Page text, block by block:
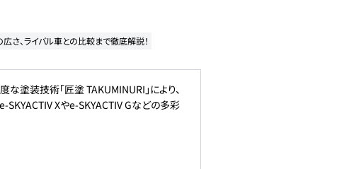
さ、ライバル車との比較まで徹底解説！
塗装技術「匠塗 TAKUMINURI」により、
SKYACTIV Xやe-SKYACTIV Gなどの多彩